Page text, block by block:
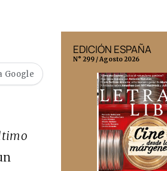
Google
EDICIÓN ESPAÑA
N° 299 / Agosto 2026